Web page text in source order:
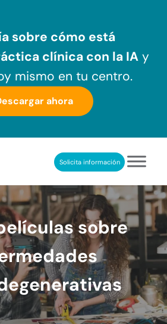
sobre cómo está
clínica con la IA y
mismo en tu centro.
ahora
PROFESIONALSolicita información
sobre